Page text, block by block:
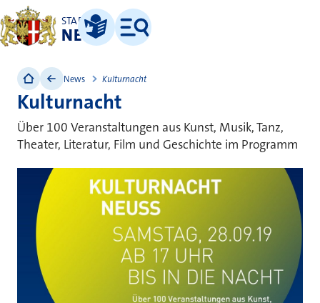
STADT
NEUSS
Leichte Sprache
Menü
News Kulturnacht
Kulturnacht
Über 100 Veranstaltungen aus Kunst, Musik, Tanz,
Theater, Literatur, Film und Geschichte im Programm